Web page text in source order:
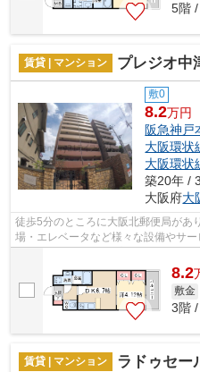
5階
賃貸 | マンション プレジオ中
敷0
8.2万円
阪急神戸
大阪環状
大阪環状
築20年 /
大阪府大
徒歩5分のところに大阪北郵便局があ
場・エレベータなど様々な設備やサ
らはマンションタイプになります。近
8.2
敷金
3階
賃貸 | マンション ラドゥセー